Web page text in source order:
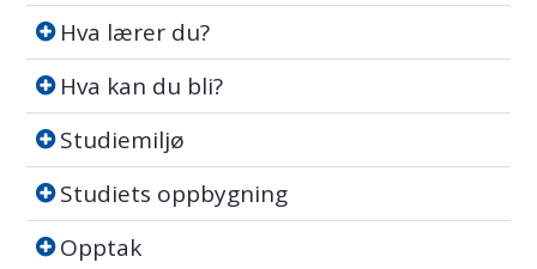
Hva lærer du?
Hva lærer du?
Hva kan du bli?
Hva kan du bli?
Studiemiljø
Studiemiljø
Studiets oppbygning
Studiets oppbygning
Opptak
Opptak